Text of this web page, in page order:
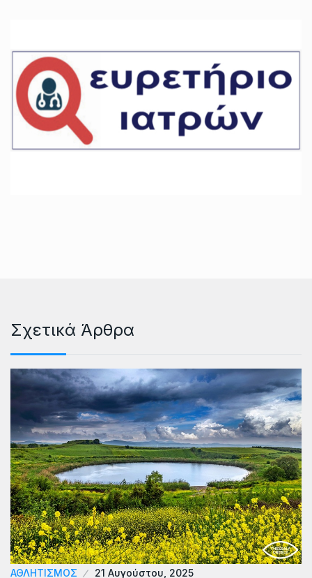
Σχετικά Άρθρα
ΑΘΛΗΤΙΣΜΟΣ 21 Αυγούστου, 2025